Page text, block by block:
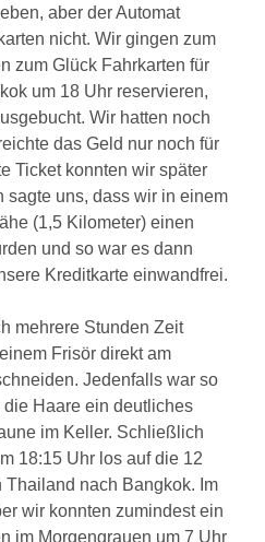
aber der Automat
nicht. Wir gingen zum
zum Glück Fahrkarten für
um 18 Uhr reservieren,
Wir hatten noch
das Geld nur noch für
Ticket konnten wir später
sagte uns, dass wir in einem
(1,5 Kilometer) einen
und so war es dann
Kreditkarte einwandfrei.
mehrere Stunden Zeit
Frisör direkt am
Jedenfalls war so
Haare ein deutliches
im Keller. Schließlich
18:15 Uhr los auf die 12
nach Bangkok. Im
wir konnten zumindest ein
im Morgengrauen um 7 Uhr